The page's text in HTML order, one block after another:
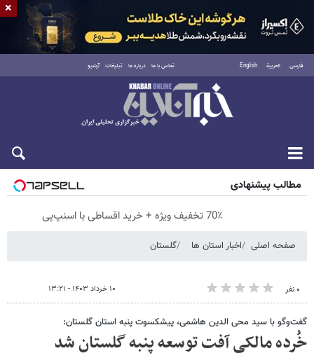
فارسی العربية English تماس با ما درباره ما تبلیغات آرشیو
پنجشنبه ۱۵ مرداد ۱۴۰۵
مطالب پیشنهادی
70٪ تخفیف ویژه + خرید اقساطی با اسنپ‌پی
صفحه اصلی اخبار استان ها گلستان
۰ نفر ۱۰ خرداد ۱۴۰۳ - ۱۳:۲۱
گفت‌وگو با سید محی الدین هاشمی، پیشکسوت پنبه استان گلستان:
خُرده مالکی آفت توسعه پنبه گلستان شد
×